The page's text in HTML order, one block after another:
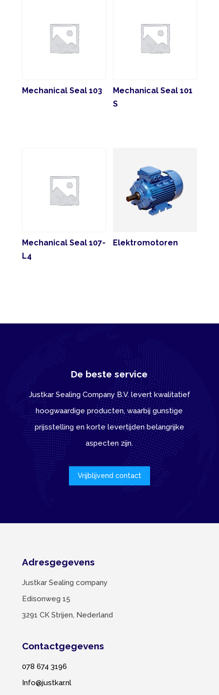
Mechanical Seal 103
Mechanical Seal 101
S
Mechanical Seal 107-
L4
Elektromotoren
De beste service
Justkar Sealing Company B.V. levert kwalitatief
hoogwaardige producten, waarbij gunstige
prijsstelling en korte levertijden belangrijke
aspecten zijn.
Vrijblijvend contact
Adresgegevens
Justkar Sealing company
Edisonweg 15
3291 CK Strijen, Nederland
Contactgegevens
078 674 3196
Info@justkar.nl